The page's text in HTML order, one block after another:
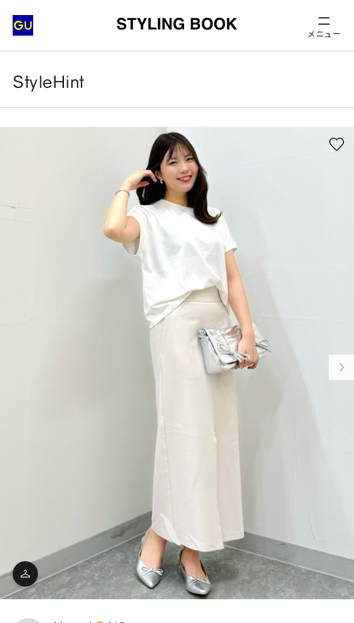
メニュー
StyleHint